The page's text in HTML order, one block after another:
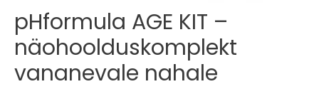
pHformula AGE KIT –
näohoolduskomplekt
vananevale nahale